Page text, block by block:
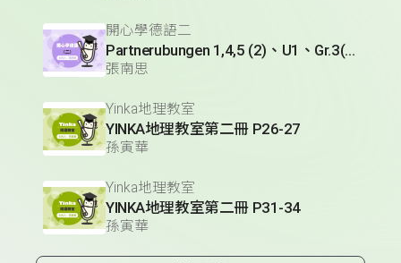
開心學德語二
Partnerubungen 1,4,5 (2)、U1、Gr.3(1)
張南思
Yinka地理教室
YINKA地理教室第二冊 P26-27
孫寅華
Yinka地理教室
YINKA地理教室第二冊 P31-34
孫寅華